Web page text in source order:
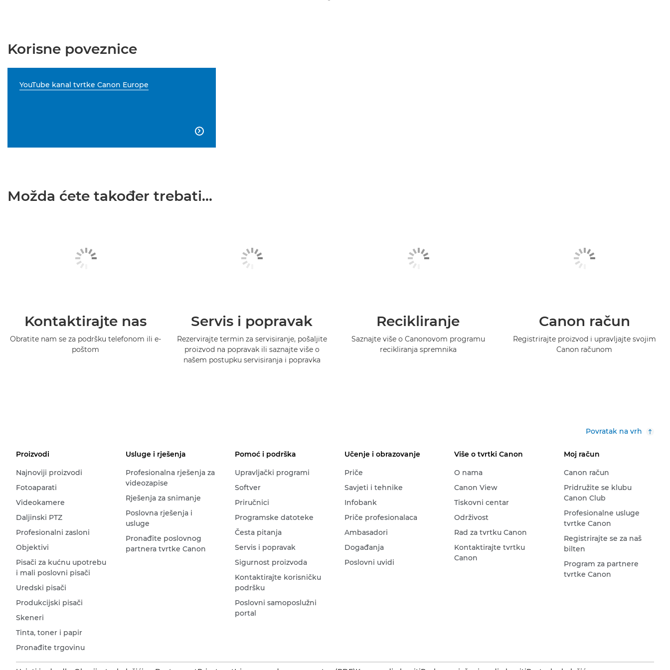
Korisne poveznice
YouTube kanal tvrtke Canon Europe

Možda ćete također trebati...
Kontaktirajte nas
Obratite nam se za podršku telefonom ili e-
poštom
Servis i popravak
Rezervirajte termin za servisiranje, pošaljite
proizvod na popravak ili saznajte više o
našem postupku servisiranja i popravka
Recikliranje
Saznajte više o Canonovom programu
recikliranja spremnika
Canon račun
Registrirajte proizvod i upravljajte svojim
Canon računom
Povratak na vrh
Proizvodi
Najnoviji proizvodi
Fotoaparati
Videokamere
Daljinski PTZ
Profesionalni zasloni
Objektivi
Pisači za kućnu upotrebu
i mali poslovni pisači
Uredski pisači
Produkcijski pisači
Skeneri
Tinta, toner i papir
Pronađite trgovinu
Usluge i rješenja
Profesionalna rješenja za
videozapise
Rješenja za snimanje
Poslovna rješenja i
usluge
Pronađite poslovnog
partnera tvrtke Canon
Pomoć i podrška
Upravljački programi
Softver
Priručnici
Programske datoteke
Česta pitanja
Servis i popravak
Sigurnost proizvoda
Kontaktirajte korisničku
podršku
Poslovni samoposlužni
portal
Učenje i obrazovanje
Priče
Savjeti i tehnike
Infobank
Priče profesionalaca
Ambasadori
Događanja
Poslovni uvidi
Više o tvrtki Canon
O nama
Canon View
Tiskovni centar
Održivost
Rad za tvrtku Canon
Kontaktirajte tvrtku
Canon
Moj račun
Canon račun
Pridružite se klubu
Canon Club
Profesionalne usluge
tvrtke Canon
Registrirajte se za naš
bilten
Program za partnere
tvrtke Canon